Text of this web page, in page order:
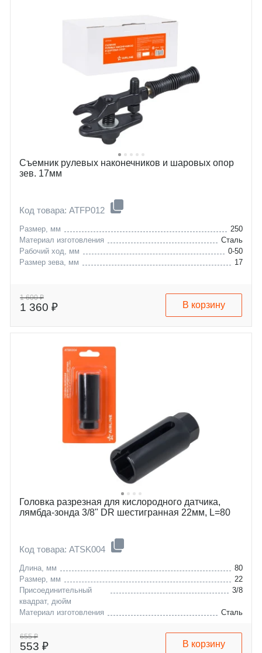
Съемник рулевых наконечников и шаровых опор
зев. 17мм
Код товара: ATFP012
Размер, мм
250
Материал изготовления
Сталь
Рабочий ход, мм
0-50
Размер зева, мм
17
1 600 ₽
1 360 ₽ В корзину
Головка разрезная для кислородного датчика,
лямбда-зонда 3/8" DR шестигранная 22мм, L=80
Код товара: ATSK004
Длина, мм
80
Размер, мм
22
Присоединительный
квадрат, дюйм
3/8
Материал изготовления Сталь
655 ₽
553 ₽ В корзину